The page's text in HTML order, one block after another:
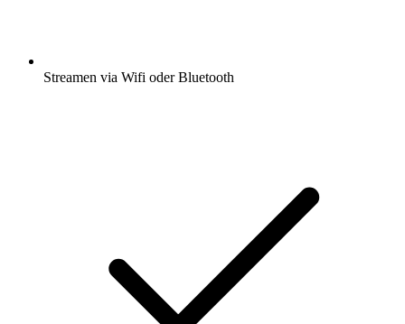
Streamen via Wifi oder Bluetooth